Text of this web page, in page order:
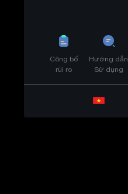
Công bố
rủi ro
Hướng dẫn
Sử dụng